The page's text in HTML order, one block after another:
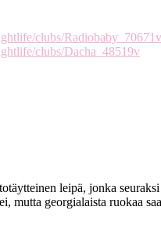
clubs/Radiobaby_70671v
clubs/Dacha_48519v
leipä, jonka
georgialaista ruokaa